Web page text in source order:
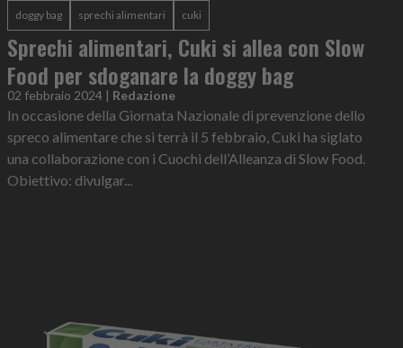
doggy bag sprechi alimentari cuki
Sprechi alimentari, Cuki si allea con Slow
Food per sdoganare la doggy bag
02 febbraio 2024 | Redazione
In occasione della Giornata Nazionale di prevenzione dello
spreco alimentare che si terrà il 5 febbraio, Cuki ha siglato
una collaborazione con i Cuochi dell’Alleanza di Slow Food.
Obiettivo: divulgar...